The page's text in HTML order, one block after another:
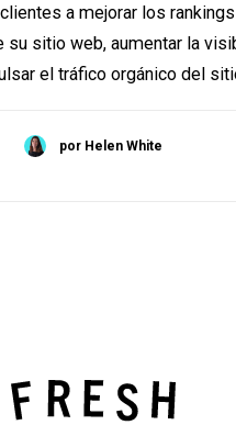
a mejorar los
su sitio web, aumentar la
el tráfico orgánico del
por Helen White